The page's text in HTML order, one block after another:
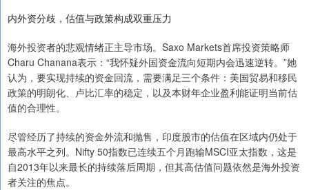
内外资分歧，估值与政策构成双重压力
海外投资者的悲观情绪正主导市场。Saxo Markets首席投资策略师
Charu Chanana表示：“我怀疑外国资金流向短期内会迅速逆转。”她
认为，要实现持续的资金回流，需要满足三个条件：美国贸易和移民
政策的明朗化、卢比汇率的稳定，以及本财年企业盈利能证明当前估
值的合理性。
尽管经历了持续的资金外流和抛售，印度股市的估值在区域内仍处于
最高水平之列。Nifty 50指数已连续五个月跑输MSCI亚太指数，这是
自2013年以来最长的持续落后周期，但其高估值问题依然是海外投资
者关注的焦点。